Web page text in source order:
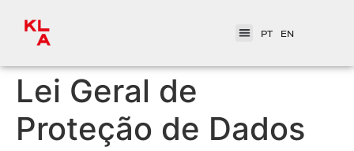
PT EN
Lei Geral de
Proteção de Dados